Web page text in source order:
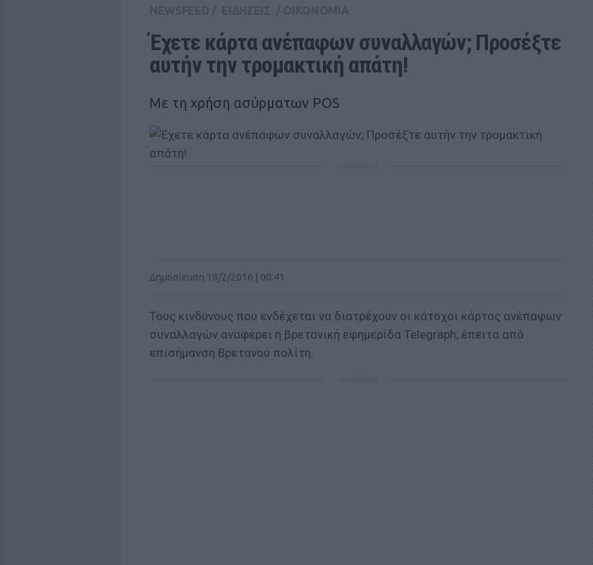
Έχετε κάρτα ανέπαφων συναλλαγών; Προσέξτε
αυτήν την τρομακτική απάτη!
Με τη χρήση ασύρματων POS
Δημοσίευση 18/2/2016 | 00:41
Τους κινδύνους που ενδέχεται να διατρέχουν οι κάτοχοι κάρτας ανέπαφων
συναλλαγών αναφέρει η βρετανική εφημερίδα Telegraph, έπειτα από
επισήμανση Βρετανού πολίτη.